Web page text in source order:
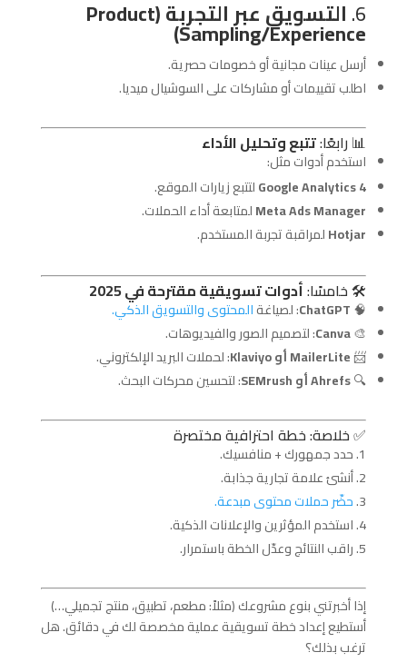
6. التسويق عبر التجربة (Product
Sampling/Experience)
أرسل عينات مجانية أو خصومات حصرية.
اطلب تقييمات أو مشاركات على السوشيال ميديا.
📊 رابعًا:تتبع وتحليل الأداء
استخدم أدوات مثل:
Google Analytics 4لتتبع زيارات الموقع.
Meta Ads Managerلمتابعة أداء الحملات.
Hotjarلمراقبة تجربة المستخدم.
🛠️ خامسًا:أدوات تسويقية مقترحة في 2025
🧠
ChatGPT: لصياغةالمحتوى والتسويق الذكي.
🎨
Canva: لتصميم الصور والفيديوهات.
📨MailerLite أو Klaviyo
: لحملات البريد الإلكتروني.
🔍Ahrefs أو SEMrush : لتحسين محركات البحث.
✅ خلاصة: خطة احترافية مختصرة
حدد جمهورك + منافسيك.
أنشئ علامة تجارية جذابة.
حضّر حملات محتوى مبدعة.
استخدم المؤثرين والإعلانات الذكية.
راقب النتائج وعدّل الخطة باستمرار.
إذا أخبرتني بنوع مشروعك (مثلاً: مطعم، تطبيق، منتج تجميلي…)
أستطيع إعداد خطة تسويقية عملية مخصصة لك في دقائق. هل
ترغب بذلك؟